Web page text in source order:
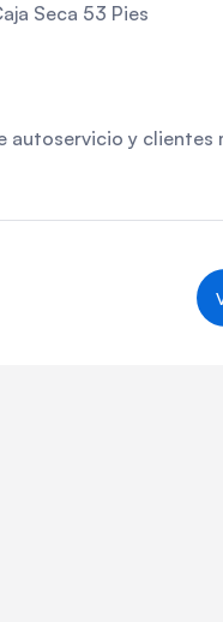
Seca 53 Pies
y clientes